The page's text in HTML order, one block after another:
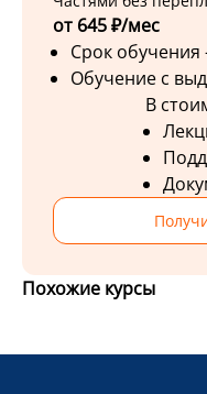
от 645 ₽/мес
Срок обучения
Обучение с
В
Похожие курсы